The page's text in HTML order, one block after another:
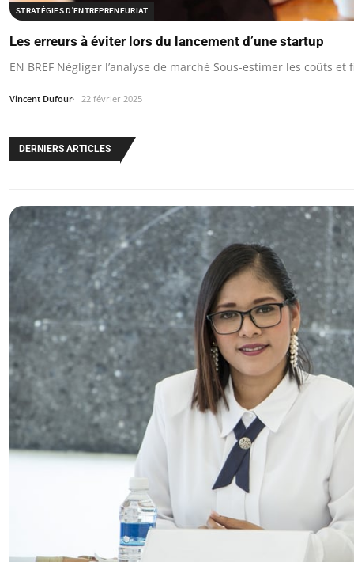
STRATÉGIES D'ENTREPRENEURIAT
Les erreurs à éviter lors du lancement d’une startup
EN BREF Négliger l’analyse de marché Sous-estimer les coûts
Vincent Dufour 22 février 2025
DERNIERS ARTICLES